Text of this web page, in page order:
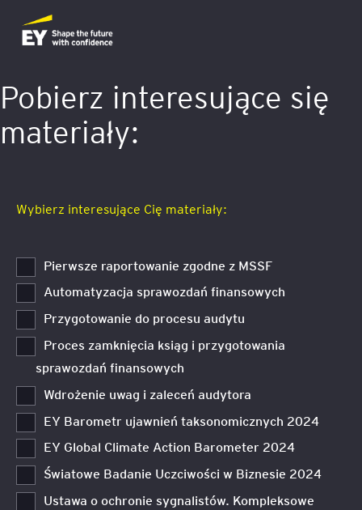
Pobierz interesujące się
materiały:
Wybierz interesujące Cię materiały:
Pierwsze raportowanie zgodne z MSSF
Automatyzacja sprawozdań finansowych
Przygotowanie do procesu audytu
Proces zamknięcia ksiąg i przygotowania
sprawozdań finansowych
Wdrożenie uwag i zaleceń audytora
EY Barometr ujawnień taksonomicznych 2024
EY Global Climate Action Barometer 2024
Światowe Badanie Uczciwości w Biznesie 2024
Ustawa o ochronie sygnalistów. Kompleksowe